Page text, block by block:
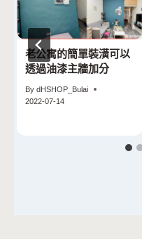
老公寓的簡單裝潢可以
透過油漆主牆加分
By dHSHOP_Bulai
2022-07-14